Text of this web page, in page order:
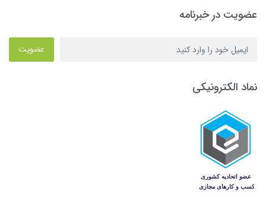
عضویت در خبرنامه
عضویت
نماد الکترونیکی